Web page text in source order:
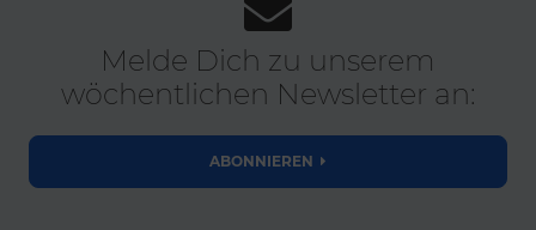
Melde Dich zu unserem
wöchentlichen Newsletter an:
ABONNIEREN